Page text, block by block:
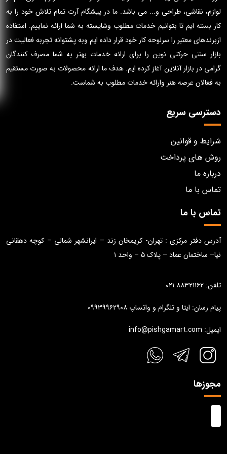
لوازم، نقاشی، طراحی و... می باشد. ما در پیشگام آرت تمام تلاش خود را به
کار بسته ایم تا بتوانیم خدمات مطلوب وشایسته به شما ارائه نماییم. استفاده
ازبرندهای معتبر را سرلوحه کار خود قرار داده ایم وبه پشتوانه تجربه فعالیت در
بازار سنتی حرکتی نوین را برای ارائه خدمات بهتر به شما مصرف کنندگان
گرامی در بازار آنلاین آغاز کرده ایم. هدف ما ارائه محصولات به صورت مستقیم
به فعالان عرصه هنر وارائه خدمات مطلوب به شماست.
دسترسی سریع
شرایط و قوانین
روش های پرداخت
درباره ما
تماس با ما
تماس با ما
آدرس دفتر مرکزی : تهران- کریمخان زند – ایرانشهر شمالی – کوچه دهقانی
نیا– ساختمان عماد – پلاک ۵ – واحد ۱
تلفن: ۸۸۳۲۱۱۶۲ ۰۲۱
پیام رسان: ایتا و تلگرام و واتساپ ۰۹۹۳۹۹۶۲۹۰۸
ایمیل: info@pishgamart.com
مجوزها